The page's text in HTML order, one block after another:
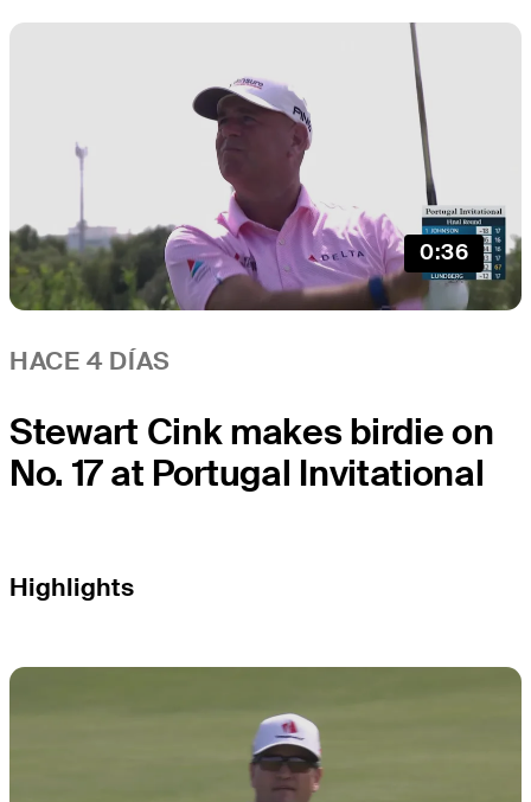
0:36
HACE 4 DÍAS
Stewart Cink makes birdie on
No. 17 at Portugal Invitational
Highlights